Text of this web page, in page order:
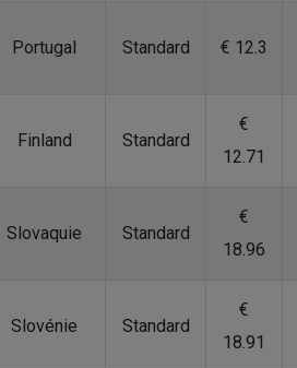
Portugal Standard € 12.3
Finland Standard
€
12.71
Slovaquie Standard
€
18.96
Slovénie Standard
€
18.91